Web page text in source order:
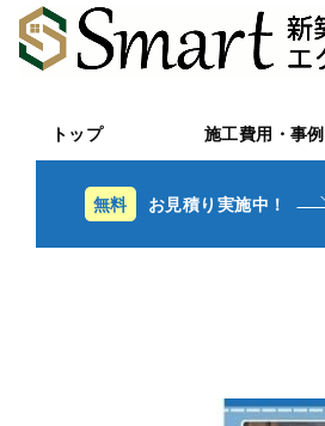
トップ 施工費用・事例
お見積り実施中！